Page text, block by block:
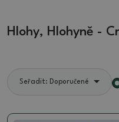
Hlohy, Hlohyně -
Seřadit: Doporučené